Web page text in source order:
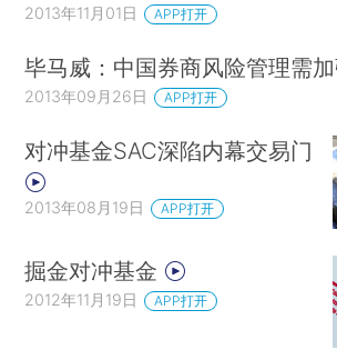
2013年11月01日 APP打开
毕马威：中国券商风险管理需
2013年09月26日 APP打开
对冲基金SAC深陷内幕交易门
2013年08月19日 APP打开
掘金对冲基金
2012年11月19日 APP打开